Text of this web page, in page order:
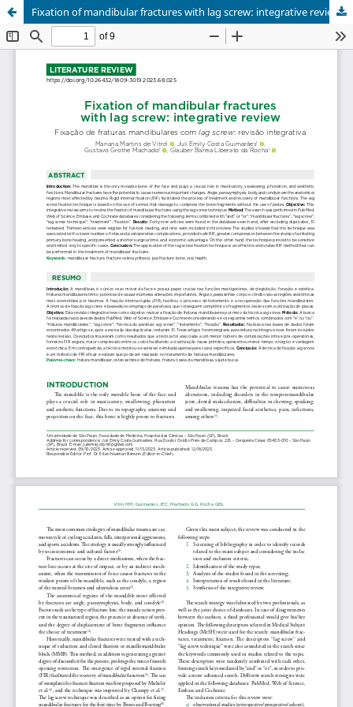
Fixation of mandibular fractures with lag screw: integrative review / Fixação de fraturas mandibulares com lag screw: revisão integrativa